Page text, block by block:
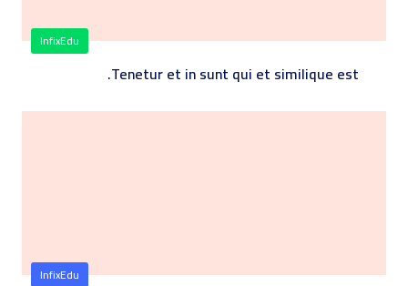
InfixEdu
Tenetur et in sunt qui et similique est.
InfixEdu